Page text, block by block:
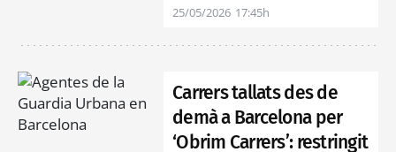
25/05/2026 17:45h
Carrers tallats des de
demà a Barcelona per
‘Obrim Carrers’: restringit